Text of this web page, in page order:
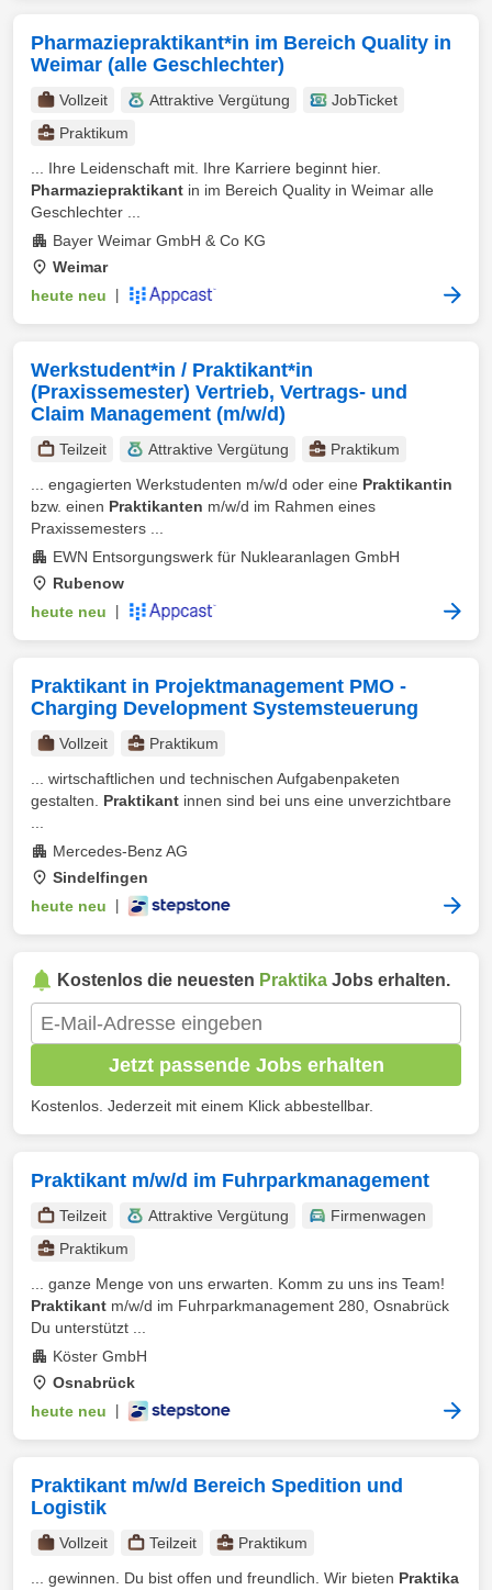
Pharmaziepraktikant*in im Bereich Quality in
Weimar (alle Geschlechter)
Vollzeit Attraktive Vergütung
JobTicket
Praktikum
... Ihre Leidenschaft mit. Ihre Karriere beginnt hier.
Pharmaziepraktikant in im Bereich Quality in Weimar alle
Geschlechter ...
Bayer Weimar GmbH & Co KG
Weimar
heute neu
Werkstudent*in / Praktikant*in
(Praxissemester) Vertrieb, Vertrags- und
Claim Management (m/w/d)
Teilzeit Attraktive Vergütung
Praktikum
... engagierten Werkstudenten m/w/d oder eine Praktikantin
bzw. einen Praktikanten m/w/d im Rahmen eines
Praxissemesters ...
EWN Entsorgungswerk für Nuklearanlagen GmbH
Rubenow
heute neu
Praktikant in Projektmanagement PMO -
Charging Development Systemsteuerung
Vollzeit
Praktikum
... wirtschaftlichen und technischen Aufgabenpaketen
gestalten. Praktikant innen sind bei uns eine unverzichtbare
Mercedes-Benz AG
Sindelfingen
heute neu
Kostenlos die neuesten Praktika Jobs erhalten.
Jetzt passende Jobs erhalten
Kostenlos. Jederzeit mit einem Klick abbestellbar.
Praktikant m/w/d im Fuhrparkmanagement
Teilzeit Attraktive Vergütung
Firmenwagen
Praktikum
... ganze Menge von uns erwarten. Komm zu uns ins Team!
Praktikant m/w/d im Fuhrparkmanagement 280, Osnabrück
Du unterstützt ...
Köster GmbH
Osnabrück
heute neu
Praktikant m/w/d Bereich Spedition und
Logistik
Vollzeit Teilzeit
Praktikum
... gewinnen. Du bist offen und freundlich. Wir bieten Praktika